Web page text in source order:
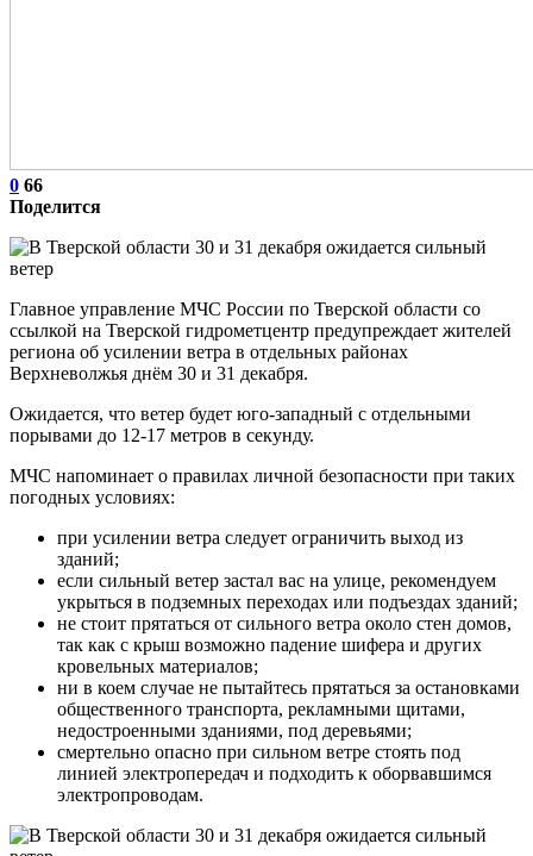
0 66
Поделится
Главное управление МЧС России по Тверской области со
ссылкой на Тверской гидрометцентр предупреждает жителей
региона об усилении ветра в отдельных районах
Верхневолжья днём 30 и 31 декабря.
Ожидается, что ветер будет юго-западный с отдельными
порывами до 12-17 метров в секунду.
МЧС напоминает о правилах личной безопасности при таких
погодных условиях:
при усилении ветра следует ограничить выход из
зданий;
если сильный ветер застал вас на улице, рекомендуем
укрыться в подземных переходах или подъездах зданий;
не стоит прятаться от сильного ветра около стен домов,
так как с крыш возможно падение шифера и других
кровельных материалов;
ни в коем случае не пытайтесь прятаться за остановками
общественного транспорта, рекламными щитами,
недостроенными зданиями, под деревьями;
смертельно опасно при сильном ветре стоять под
линией электропередач и подходить к оборвавшимся
электропроводам.